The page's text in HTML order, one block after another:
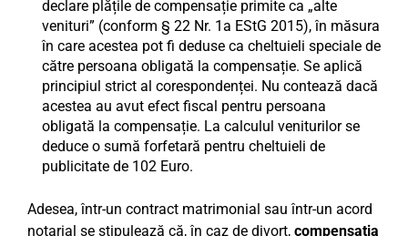
declare plățile de compensație primite ca „alte
venituri” (conform § 22 Nr. 1a EStG 2015), în măsura
în care acestea pot fi deduse ca cheltuieli speciale de
către persoana obligată la compensație. Se aplică
principiul strict al corespondenței. Nu contează dacă
acestea au avut efect fiscal pentru persoana
obligată la compensație. La calculul veniturilor se
deduce o sumă forfetară pentru cheltuieli de
publicitate de 102 Euro.
Adesea, într-un contract matrimonial sau într-un acord
notarial se stipulează că, în caz de divorț, compensația